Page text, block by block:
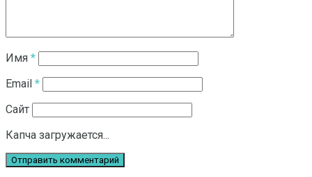
Имя *
Email *
Сайт
Капча загружается...